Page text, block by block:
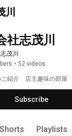
川
社志茂川
茂川
• 52 videos
ご紹介　店主趣味の部屋
Subscribe
Shorts Playlists